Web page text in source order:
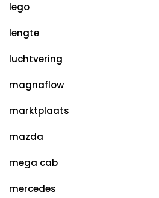
lego
lengte
luchtvering
magnaflow
marktplaats
mazda
mega cab
mercedes